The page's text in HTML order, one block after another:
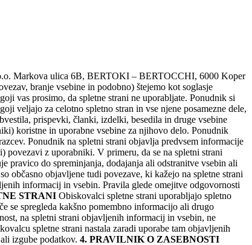
Markova ulica 6B, BERTOKI – BERTOCCHI, 6000 Koper
branje vsebine in podobno) štejemo kot soglasje
vas prosimo, da spletne strani ne uporabljate. Ponudnik si
veljajo za celotno spletno stran in vse njene posamezne dele,
prispevki, članki, izdelki, besedila in druge vsebine
koristne in uporabne vsebine za njihovo delo. Ponudnik
Ponudnik na spletni strani objavlja predvsem informacije
z uporabniki. V primeru, da se na spletni strani
pravico do spreminjanja, dodajanja ali odstranitve vsebin ali
občasno objavljene tudi povezave, ki kažejo na spletne strani
informacij in vsebin. Pravila glede omejitve odgovornosti
STRANI Obiskovalci spletne strani uporabljajo spletno
se spregleda kakšno pomembno informacijo ali drugo
na spletni strani objavljenih informacij in vsebin, ne
spletne strani nastala zaradi uporabe tam objavljenih
izgube podatkov. 4. PRAVILNIK O ZASEBNOSTI